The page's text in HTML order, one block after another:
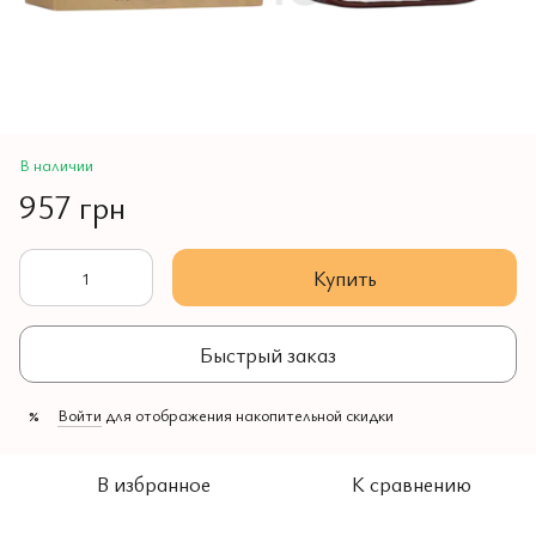
В наличии
957 грн
Купить
Быстрый заказ
% Войти для отображения накопительной скидки
В избранное К сравнению